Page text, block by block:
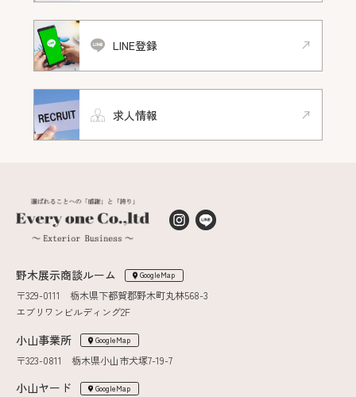
LINE登録
求人情報
野木展示商談ルーム GoogleMap
〒329-0111 栃木県下都賀郡野木町丸林568-3
エブリワンビルディング2F
小山事業所 GoogleMap
〒323-0811 栃木県小山市犬塚7-19-7
小山ヤード GoogleMap